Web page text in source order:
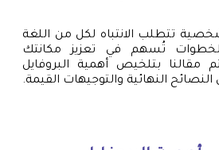
تتطلب الانتباه لكل من اللغة
تُسهم في تعزيز مكانتك
مقالنا بتلخيص أهمية البروفايل
النهائية والتوجيهات القيمة.